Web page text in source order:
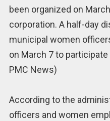
been organized on
corporation. A half-day
municipal women
on March 7 to
PMC News)
According to the
officers and women